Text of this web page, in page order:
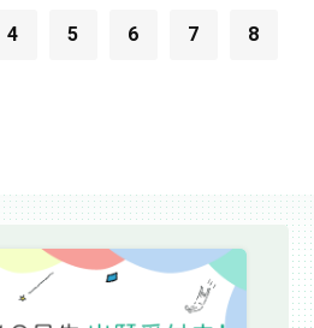
4 5 6 7 8